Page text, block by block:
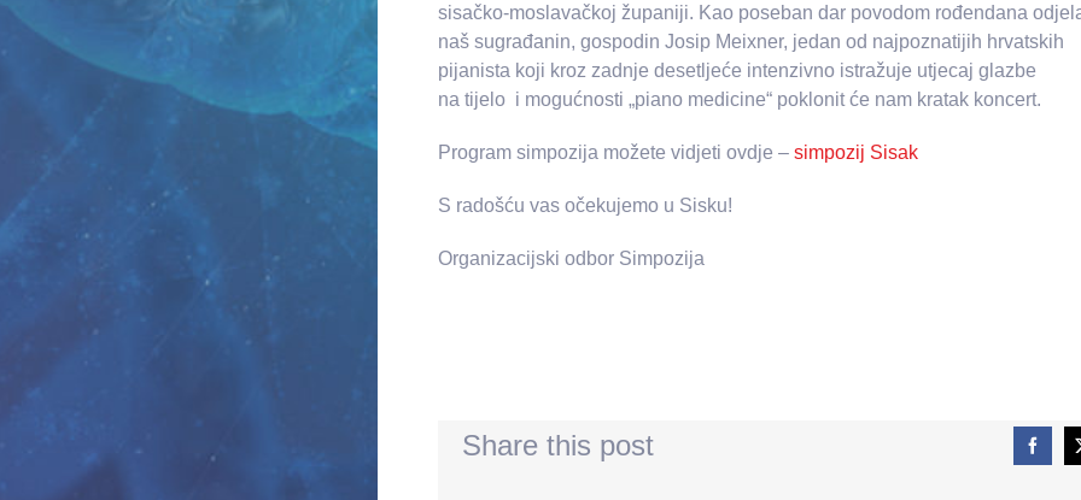
sisačko-moslavačkoj županiji. Kao poseban dar povodom rođendana
naš sugrađanin, gospodin Josip Meixner, jedan od najpoznatijih hrvatskih
pijanista koji kroz zadnje desetljeće intenzivno istražuje utjecaj glazbe
na tijelo i mogućnosti „piano medicine“ poklonit će nam kratak koncert.
Program simpozija možete vidjeti ovdje –simpozij Sisak
S radošću vas očekujemo u Sisku!
Organizacijski odbor Simpozija
Share this post